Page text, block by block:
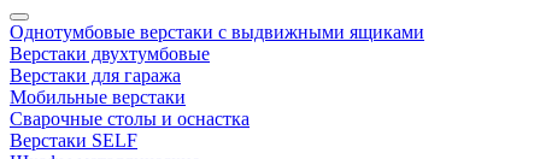
Однотумбовые верстаки с выдвижными ящиками
Верстаки двухтумбовые
Верстаки для гаража
Мобильные верстаки
Сварочные столы и оснастка
Верстаки SELF